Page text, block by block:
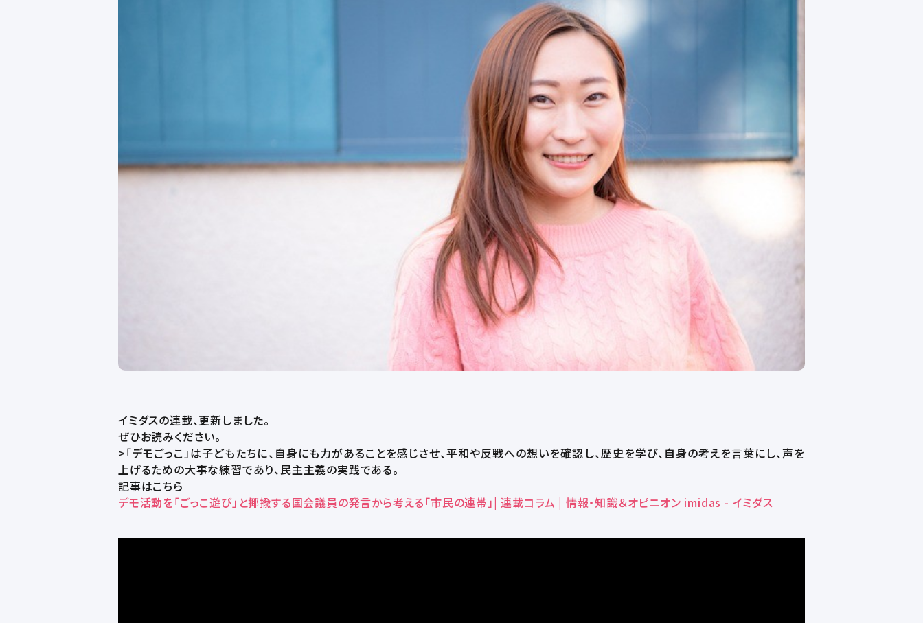
イミダスの連載、更新しました。
ぜひお読みください。
>「デモごっこ」は子どもたちに、自身にも力があることを感じさせ、平和や反戦への想いを確認し、歴史を学び、自身の考えを言葉にし、声を
上げるための大事な練習であり、民主主義の実践である。
記事はこちら
デモ活動を「ごっこ遊び」と揶揄する国会議員の発言から考える「市民の連帯」| 連載コラム | 情報・知識＆オピニオン imidas - イミダス